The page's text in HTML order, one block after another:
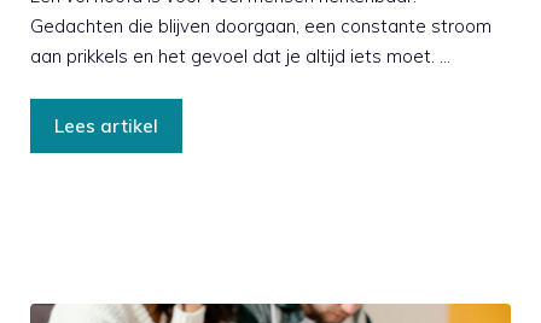
Gedachten die blijven doorgaan, een constante stroom
aan prikkels en het gevoel dat je altijd iets moet. …
Lees artikel